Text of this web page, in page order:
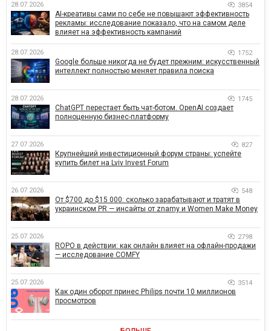
28.07.2026 3854
AI-креативы сами по себе не повышают эффективность
рекламы: исследование показало, что на самом деле
влияет на эффективность кампаний
28.07.2026 1752
Google больше никогда не будет прежним: искусственный
интеллект полностью меняет правила поиска
28.07.2026 1745
ChatGPT перестает быть чат-ботом. OpenAI создает
полноценную бизнес-платформу
27.07.2026 827
Крупнейший инвестиционный форум страны: успейте
купить билет на Lviv Invest Forum
26.07.2026 548
От $700 до $15 000: сколько зарабатывают и тратят в
украинском PR — инсайты от znamy и Women Make Money
25.07.2026 2798
ROPO в действии: как онлайн влияет на офлайн-продажи
— исследование COMFY
25.07.2026 3514
Как один оборот принес Philips почти 10 миллионов
просмотров